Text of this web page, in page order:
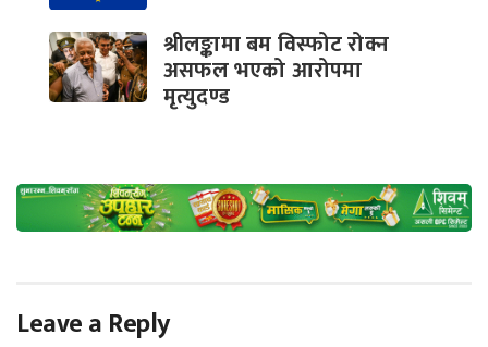
श्रीलङ्कामा बम विस्फोट रोक्न
असफल भएको आरोपमा
मृत्युदण्ड
Leave a Reply